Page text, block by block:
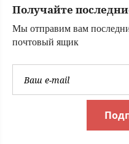
студенческая
прожившая
Получайте
Мы отправим вам
почтовый ящик